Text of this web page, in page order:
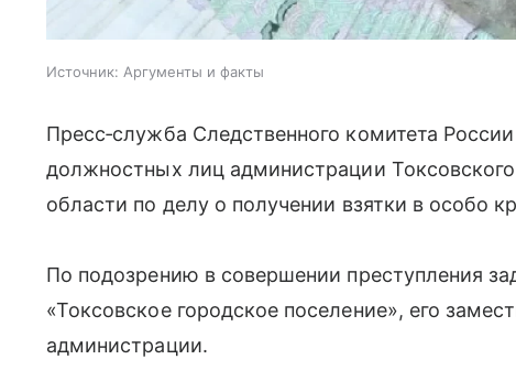
Источник: Аргументы и факты
Пресс‑служба Следственного комитета
должностных лиц администрации
области по делу о получении взятки в особо
По подозрению в совершении преступления
«Токсовское городское поселение», его
администрации.